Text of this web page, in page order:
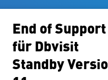
End of Support
für Dbvisit
Standby